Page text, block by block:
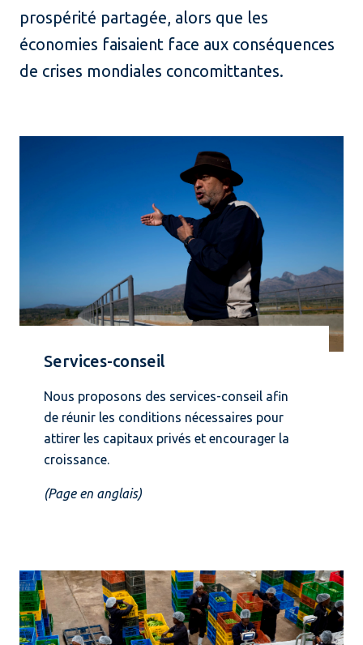
prospérité partagée, alors que les
économies faisaient face aux conséquences
de crises mondiales concomittantes.
Services-conseil
Nous proposons des services-conseil afin
de réunir les conditions nécessaires pour
attirer les capitaux privés et encourager la
croissance.
(Page en anglais)